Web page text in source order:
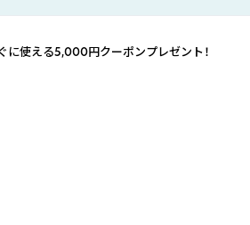
に使える5,000円クーポンプレゼント！